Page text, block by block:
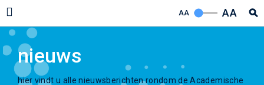
AA AA
nieuws
hier vindt u alle nieuwsberichten rondom de Academische